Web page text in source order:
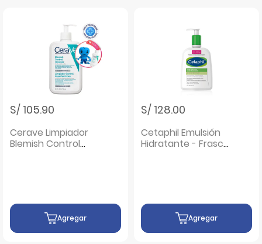
S/ 105.90
Cerave Limpiador
Blemish Control
Agregar
S/ 128.00
Cetaphil Emulsión
Hidratante - Frasco
Agregar